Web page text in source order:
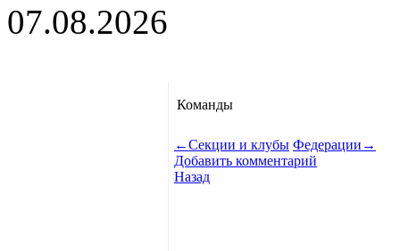
07.08.2026
Команды
←Секции и клубы Федерации →
Добавить комментарий
Назад